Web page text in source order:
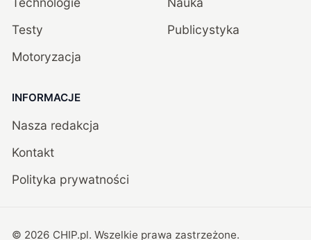
Testy
Motoryzacja
Publicystyka
INFORMACJE
Nasza redakcja
Kontakt
Polityka prywatności
© 2026 CHIP.pl. Wszelkie prawa zastrzeżone.